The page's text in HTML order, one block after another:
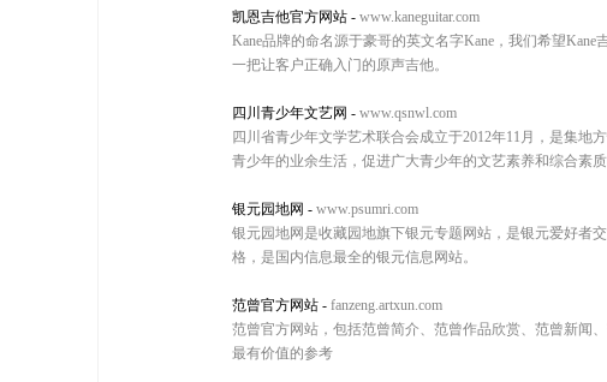
凯恩吉他官方网站 - www.kaneguitar.com
Kane品牌的命名源于豪哥的英文名字Kane，我们希望
一把让客户正确入门的原声吉他。
四川青少年文艺网 - www.qsnwl.com
四川省青少年文学艺术联合会成立于2012年11月，是集
青少年的业余生活，促进广大青少年的文艺素养和综合素质
银元园地网 - www.psumri.com
银元园地网是收藏园地旗下银元专题网站，是银元爱好者
格，是国内信息最全的银元信息网站。
范曾官方网站 - fanzeng.artxun.com
范曾官方网站，包括范曾简介、范曾作品欣赏、范曾新闻
最有价值的参考